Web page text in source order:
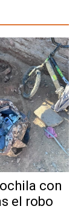
con
el robo